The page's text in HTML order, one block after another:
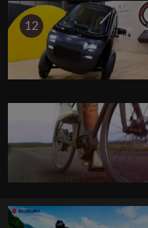
12